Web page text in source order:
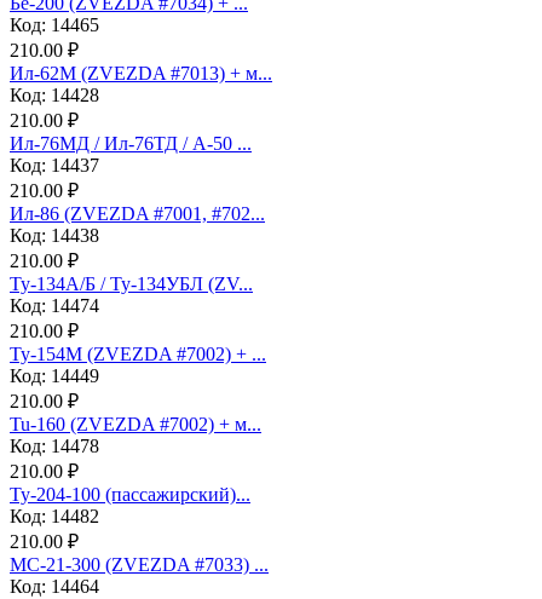
Код: 14465
210.00 ₽
Ил-62М (ZVEZDA #7013) + м...
Код: 14428
210.00 ₽
Ил-76МД / Ил-76ТД / А-50 ...
Код: 14437
210.00 ₽
Ил-86 (ZVEZDA #7001, #702...
Код: 14438
210.00 ₽
Ту-134А/Б / Ту-134УБЛ (ZV...
Код: 14474
210.00 ₽
Ту-154М (ZVEZDA #7002) + ...
Код: 14449
210.00 ₽
Tu-160 (ZVEZDA #7002) + м...
Код: 14478
210.00 ₽
Ту-204-100 (пассажирский)...
Код: 14482
210.00 ₽
МС-21-300 (ZVEZDA #7033) ...
Код: 14464